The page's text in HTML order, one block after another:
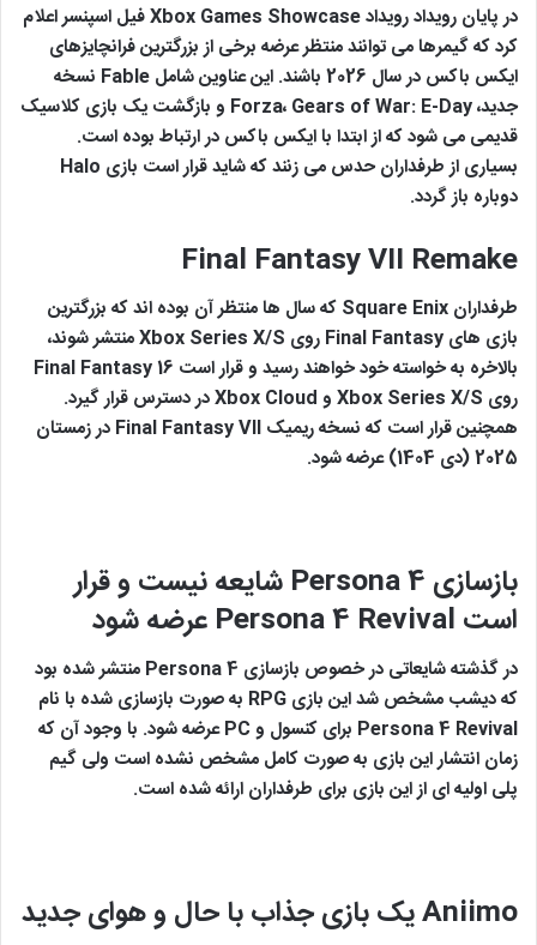
در پایان رویداد رویداد Xbox Games Showcase فیل اسپنسر اعلام
کرد که گیمرها می توانند منتظر عرضه برخی از بزرگترین فرانچایزهای
ایکس باکس در سال 2026 باشند. این عناوین شامل Fable نسخه
جدید، Forza، Gears of War: E-Day و بازگشت یک بازی کلاسیک
قدیمی می شود که از ابتدا با ایکس باکس در ارتباط بوده است.
بسیاری از طرفداران حدس می زنند که شاید قرار است بازی Halo
دوباره باز گردد.
Final Fantasy VII Remake
طرفداران Square Enix که سال ها منتظر آن بوده اند که بزرگترین
بازی های Final Fantasy روی Xbox Series X/S منتشر شوند،
بالاخره به خواسته خود خواهند رسید و قرار است Final Fantasy 16
روی Xbox Series X/S و Xbox Cloud در دسترس قرار گیرد.
همچنین قرار است که نسخه ریمیک Final Fantasy VII در زمستان
2025 (دی 1404) عرضه شود.
بازسازی Persona 4 شایعه نیست و قرار
است Persona 4 Revival عرضه شود
در گذشته شایعاتی در خصوص بازسازی Persona 4 منتشر شده بود
که دیشب مشخص شد این بازی RPG به صورت بازسازی شده با نام
Persona 4 Revival برای کنسول و PC عرضه شود. با وجود آن که
زمان انتشار این بازی به صورت کامل مشخص نشده است ولی گیم
پلی اولیه ای از این بازی برای طرفداران ارائه شده است.
Aniimoیک بازی جذاب با حال و هوای جدید